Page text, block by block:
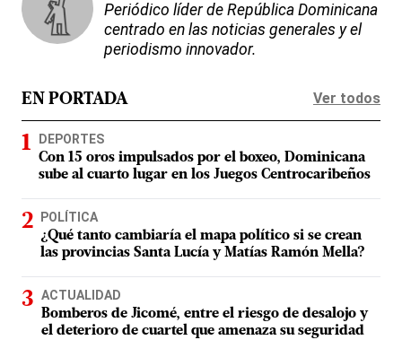
Periódico líder de República Dominicana
centrado en las noticias generales y el
periodismo innovador.
EN PORTADA Ver todos
DEPORTES
Con 15 oros impulsados por el boxeo, Dominicana
sube al cuarto lugar en los Juegos Centrocaribeños
POLÍTICA
¿Qué tanto cambiaría el mapa político si se crean
las provincias Santa Lucía y Matías Ramón Mella?
ACTUALIDAD
Bomberos de Jicomé, entre el riesgo de desalojo y
el deterioro de cuartel que amenaza su seguridad